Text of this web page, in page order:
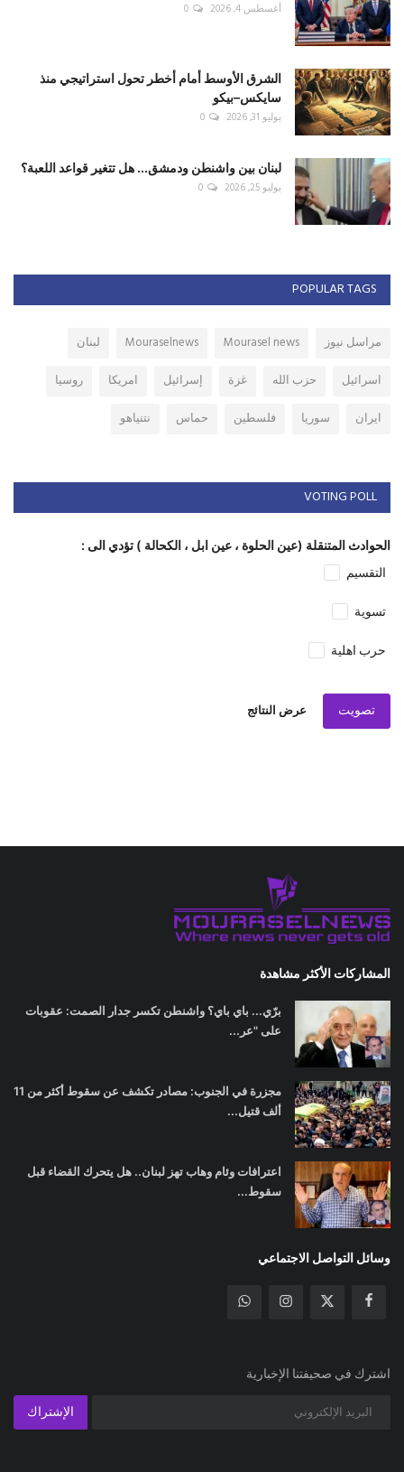
أغسطس 4, 2026 0
الشرق الأوسط أمام أخطر تحول استراتيجي منذ
سايكس–بيكو
يوليو 31, 2026 0
لبنان بين واشنطن ودمشق... هل تتغير قواعد اللعبة؟
يوليو 25, 2026 0
POPULAR TAGS
مراسل نيوز Mourasel news
Mouraselnews
لبنان
اسرائيل
حزب الله غزة إسرائيل امريكا
روسيا
ايران
سوريا فلسطين حماس نتنياهو
VOTING POLL
الحوادث المتنقلة (عين الحلوة ، عين ابل ، الكحالة ) تؤدي الى :
التقسيم
تسوية
حرب اهلية
تصويت عرض النتائج
المشاركات الأكثر مشاهدة
برّي... باي باي؟ واشنطن تكسر جدار الصمت: عقوبات
على "عر...
مجزرة في الجنوب: مصادر تكشف عن سقوط أكثر من 11
ألف قتيل...
اعترافات وئام وهاب تهز لبنان.. هل يتحرك القضاء قبل
سقوط...
وسائل التواصل الاجتماعي
اشترك في صحيفتنا الإخبارية
الإشتراك